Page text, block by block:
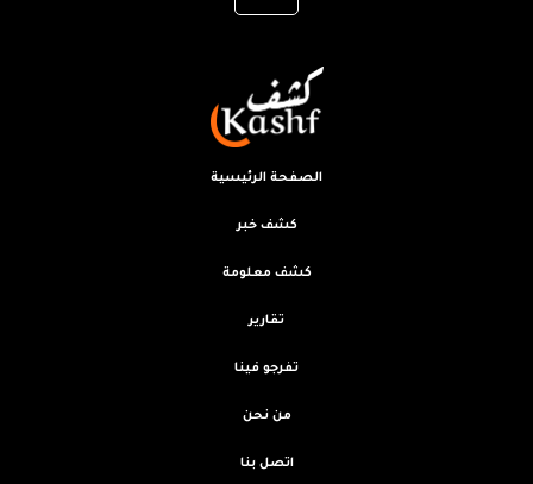
الصفحة الرئيسية
كشف خبر
كشف معلومة
تقارير
تفرجو فينا
من نحن
اتصل بنا